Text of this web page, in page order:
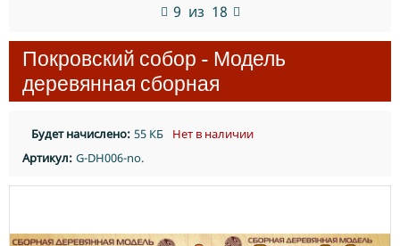
9 из 18
Покровский собор - Модель
деревянная сборная
Будет начислено: 55 КБ
Нет в наличии
Артикул: G-DH006-no.